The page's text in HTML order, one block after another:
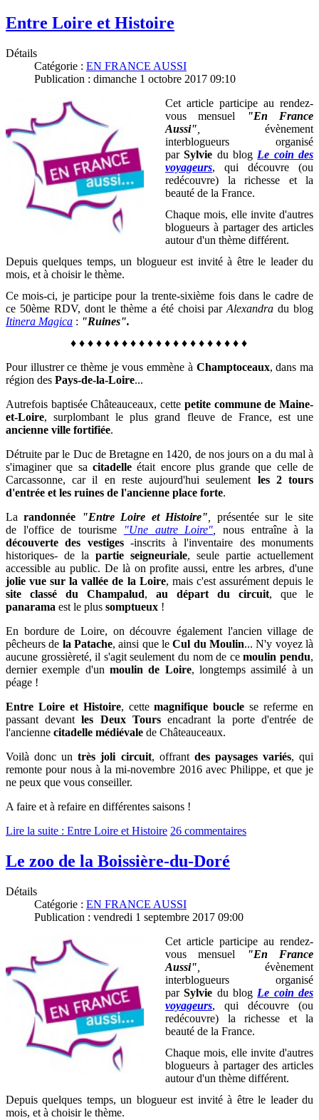
Entre Loire et Histoire
Détails
Catégorie : EN FRANCE AUSSI
Publication : dimanche 1 octobre 2017 09:10
Cet article participe au rendez-
vous mensuel
"En France
Aussi"
évènement
interblogueurs organisé
parSylvie du blog Le coin des
voyageurs, qui découvre (ou
redécouvre) la richesse et la
beauté de la France.
Chaque mois, elle invite d'autres
blogueurs à partager des articles
autour d'un thème différent.
Depuis quelques temps, un blogueur est invité à être le leader du
mois, et à choisir le thème.
Ce mois-ci, je participe pour la trente-sixième fois dans le cadre de
ce 50ème RDV, dont le thème a été choisi parAlexandra du blog
Itinera Magica : "Ruines".
♦ ♦ ♦ ♦ ♦ ♦ ♦ ♦ ♦ ♦ ♦ ♦ ♦ ♦ ♦ ♦ ♦ ♦ ♦ ♦ ♦
Pour illustrer ce thème je vous emmène à Champtoceaux, dans ma
région des Pays-de-la-Loire...
Autrefois baptisée Châteauceaux, cette petite commune de Maine-
et-Loire, surplombant le plus grand fleuve de France, est une
ancienne ville fortifiée.
Détruite par le Duc de Bretagne en 1420, de nos jours on a du mal à
s'imaginer que sa citadelleétait encore plus grande que celle de
Carcassonne, car il en reste aujourd'hui seulement les 2 tours
d'entrée et les ruines de l'ancienne place forte.
Larandonnée "Entre Loire et Histoire"
présentée sur le site
de l'office de tourisme
"Une autre Loire"
nous entraîne à la
découverte des vestiges-inscrits à l'inventaire des monuments
historiques- de la partie seigneuriale, seule partie actuellement
accessible au public. De là on profite aussi, entre les arbres, d'une
jolie vue sur la vallée de la Loire, mais c'est assurément depuis le
site classé du Champalud, au départ du circuit, que le
panarama est le plus somptueux !
En bordure de Loire, on découvre également l'ancien village de
pêcheurs de la Patache, ainsi que leCul du Moulin... N'y voyez là
aucune grossièreté, il s'agit seulement du nom de cemoulin pendu,
dernier exemple d'un moulin de Loire, longtemps assimilé à un
péage !
Entre Loire et Histoire, cettemagnifique boucle se referme en
passant devantles Deux Toursencadrant la porte d'entrée de
l'ancienne citadelle médiévale de Châteauceaux.
Voilà donc untrès joli circuit, offrant des paysages variés, qui
remonte pour nous à la mi-novembre 2016 avec Philippe, et que je
ne peux que vous conseiller.
A faire et à refaire en différentes saisons !
Lire la suite : Entre Loire et Histoire 26 commentaires
Le zoo de la Boissière-du-Doré
Détails
Catégorie : EN FRANCE AUSSI
Publication : vendredi 1 septembre 2017 09:00
Cet article participe au rendez-
vous mensuel
"En France
Aussi"
évènement
interblogueurs organisé
parSylvie du blog Le coin des
voyageurs, qui découvre (ou
redécouvre) la richesse et la
beauté de la France.
Chaque mois, elle invite d'autres
blogueurs à partager des articles
autour d'un thème différent.
Depuis quelques temps, un blogueur est invité à être le leader du
mois, et à choisir le thème.